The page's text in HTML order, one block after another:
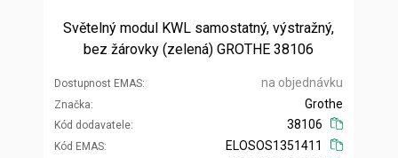
Světelný modul KWL samostatný, výstražný,
bez žárovky (zelená) GROTHE 38106
Dostupnost EMAS na objednávku
Značka
Kód dodavatele
Grothe
38106
Kód EMAS
ELOSOS1351411